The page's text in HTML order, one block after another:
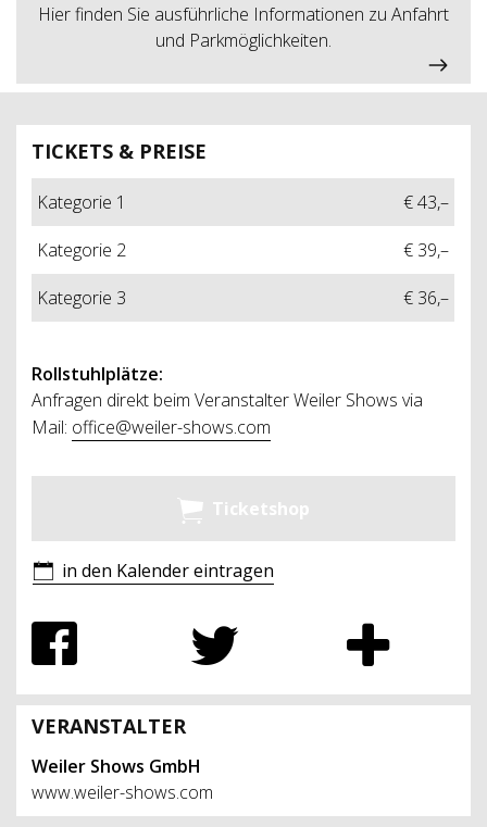
TICKETS & PREISE
Kategorie 1
€ 43,–
Kategorie 2
€ 39,–
Kategorie 3
€ 36,–
Rollstuhlplätze:
Anfragen direkt beim Veranstalter Weiler Shows via
Mail: office@weiler-shows.com
Ticketshop
in den Kalender eintragen
VERANSTALTER
Weiler Shows GmbH
www.weiler-shows.com
Hier finden Sie ausführliche Informationen zu Anfahrt
und Parkmöglichkeiten.